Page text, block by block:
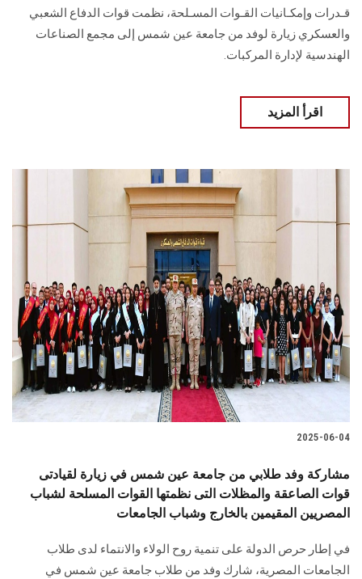
قـدرات وإمكـانيات القـوات المسـلحة، نظمت قوات الدفاع الشعبي
والعسكري زيارة لوفد من جامعة عين شمس إلى مجمع الصناعات
الهندسية لإدارة المركبات.
اقرأ المزيد
2025-06-04
مشاركة وفد طلابي من جامعة عين شمس في زيارة لقيادتى
قوات الصاعقة والمظلات التى نظمتها القوات المسلحة لشباب
المصريين المقيمين بالخارج وشباب الجامعات
في إطار حرص الدولة على تنمية روح الولاء والانتماء لدى طلاب
الجامعات المصرية، شارك وفد من طلاب جامعة عين شمس في